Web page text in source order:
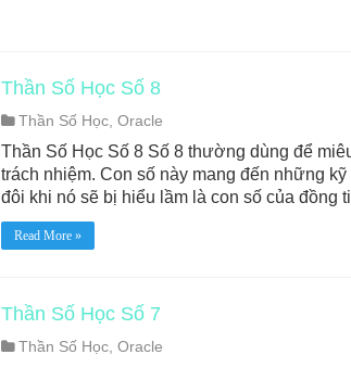
Thần Số Học Số 8
Thần Số Học, Oracle
Thần Số Học Số 8 Số 8 thường dùng để
trách nhiệm. Con số này mang đến những
đôi khi nó sẽ bị hiểu lầm là con số của đồng
Read More »
Thần Số Học Số 7
Thần Số Học, Oracle